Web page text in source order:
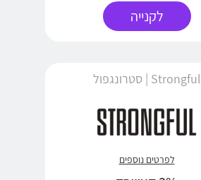
לקנייה
Strongful | סטרונגפול
לפרטים נוספים